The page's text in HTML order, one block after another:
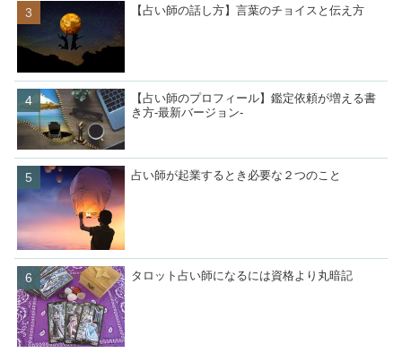
【占い師の話し方】言葉のチョイスと伝え方
【占い師のプロフィール】鑑定依頼が増える書
き方-最新バージョン-
占い師が起業するとき必要な２つのこと
タロット占い師になるには資格より丸暗記